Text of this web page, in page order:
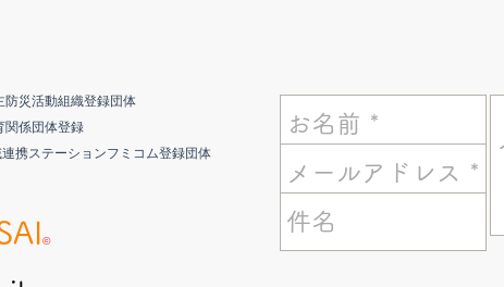
防災活動組織登録団体
関係団体登録
携ステーションフミコム登録団体
©️